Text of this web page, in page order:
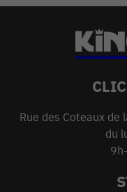
Rue des Coteaux
du